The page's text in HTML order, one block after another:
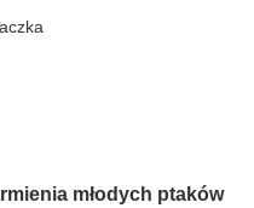
młodych ptaków